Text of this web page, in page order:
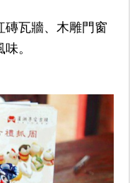
磚瓦牆、木雕門窗
。